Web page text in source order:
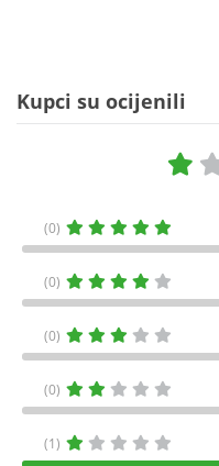
Kupci su ocijenili
(0)
(0)
(0)
(0)
(1)